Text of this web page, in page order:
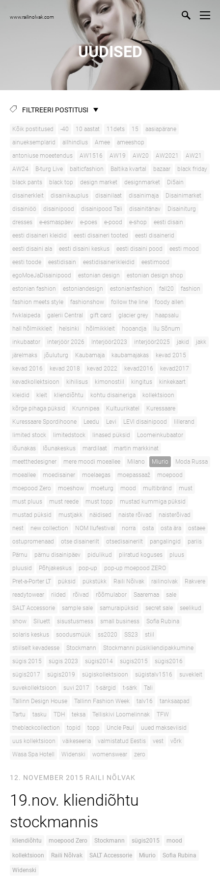
www.railinolvak.com
UUDISED
FILTREERI POSTITUSI
Kõik postitused -40 10 aastat 11dets 15
aasiapärane
ainueksemplarid
allhindlus Amee
ameeshop
antoniuse moeetendus
AW1516 AW19 AW20 AW2021
AW21
AW24
B-turg Live balticfashion Baltika kvartal bazaar
black friday
black pants
black top design market designmarket
Di5ain
disainerkleit
disainikauplus disainilaat disainimaja
Disainimarket
disainiöö
disainipood disainipood Tali disainitänav
Disainiturg
dresses
e-esmaspäev e-poes e-pood e-shop
eesti disain
eesti disaineri kleidid
eesti disaineri tooted
eesti disainerid
eesti disaini ala
eesti disaini keskus eesti disaini pood
eesti mood
eesti toode
eestidisain eestidisainerikleidid
eestimood
egoMoeJaDisainipood
estonian design
estonian design shop
estonian fashion
estoniandesign estonianfashion fall20
fashion
fashion meets style
fashionshow follow the line
foody allen
fwklaipeda
galerii Central gift card glacier grey
haapsalu
hall hõlmikkleit
helsinki hõlmikkleit hooandja
Ilu Sõnum
inkubaator
interjöör 2026 Interjöör2023 interjöör2025 jakid
jakk
järelmaks
jõuluturg Kaubamaja kaubamajakas
kevad 2015
kevad 2016
kevad 2018 kevad 2022 kevad2016
kevad2017
kevadkollektsioon
kihilisus kimonostiil kingitus
kinkekaart
kleidid
kleit kliendiõhtu kohtu disaineriga
kollektsioon
kõrge pihaga püksid
Krunnipea Kultuurikatel
Kuressaare
Kuressaare Spordihoone
Leedu Levi LEVI disainipood
lillerand
limited stock
limitedstock linased püksid
Loomeinkubaator
lõunakas
lõunakeskus mardilaat
martin markkinat
meetthedesigner
mere moodi moeallee Milano Miurio
Moda Russa
moeallee
moedisainer moelaegas moepassaaž
moepood
moepood Zero
moeshow moeturg mood multibränd
must
must pluus
must reede must topp
mustad kummiga püksid
mustad püksid
mustjakk näidised naiste rõivad
naisterõivad
nest
new collection NOM Ilufestival norra osta osta ära
ostaee
ostupromenaad
otse disainerilt otsedisainerilt pangalingid
pariis
Pärnu
pärnu disainipäev pidulikud piiratud koguses
pluus
pluusid
Põhjakeskus pop-up
pop-up moepood ZERO
Pret-a-Porter LT
püksid pükstükk Raili Nõlvak railinolvak
Rakvere
readytowear
riided rõivad rõõmulabor Saaremaa
sale
SALT Accessorie
sample sale samuraipüksid secret sale
seelikud
show
Siluett sisustusmess small business
Sofia Rubina
solaris keskus
soodusmüük ss2020 SS23
stiil
stiilselt kevadesse
Stockmann
Stockmanni püsikliendipakkumine
sügis 2015
sügis 2023 sügis2014 sügis2015
sügis2016
sügis2017
sügis2019 sügiskollektsioon sügistalv1516
suvekleit
suvekollektsioon
suvi 2017 t-särgid t-särk
Tali
Tallinn Design House
Tallinn Fashion Week talv16
tanksaapad
Tartu
tasku TDH teksa Telliskivi Loomelinnak
TFW
theblackcollection
topid topp Uncle Paul
uued makseviisid
uus kollektsioon
väikeseeria valmistatud Eestis vest
võrk
Wasa Spa Hotell
Widenski womenswear zero
12. NOVEMBER 2015 RAILI NÕLVAK
19.nov. kliendiõhtu
stockmannis
kliendiõhtu moepood Zero Stockmann sügis2015 mood
kollektsioon Raili Nõlvak SALT Accessorie Miurio Sofia Rubina
Widenski